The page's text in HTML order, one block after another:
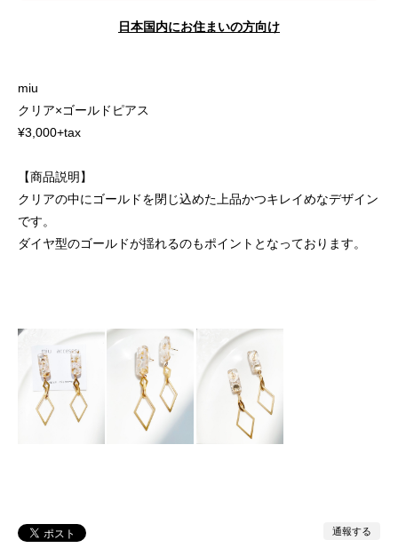
日本国内にお住まいの方向け
miu
クリア×ゴールドピアス
¥3,000+tax
【商品説明】
クリアの中にゴールドを閉じ込めた上品かつキレイめなデザイン
です。
ダイヤ型のゴールドが揺れるのもポイントとなっております。
通報する